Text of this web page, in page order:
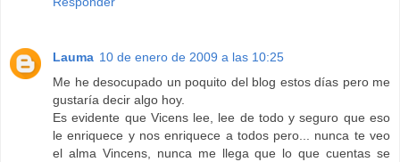
Lauma 10 de enero de 2009 a las 10:25
Me he desocupado un poquito del blog estos días pero me
gustaría decir algo hoy.
Es evidente que Vicens lee, lee de todo y seguro que eso
le enriquece y nos enriquece a todos pero... nunca te veo
el alma Vincens, nunca me llega que lo que cuentas se